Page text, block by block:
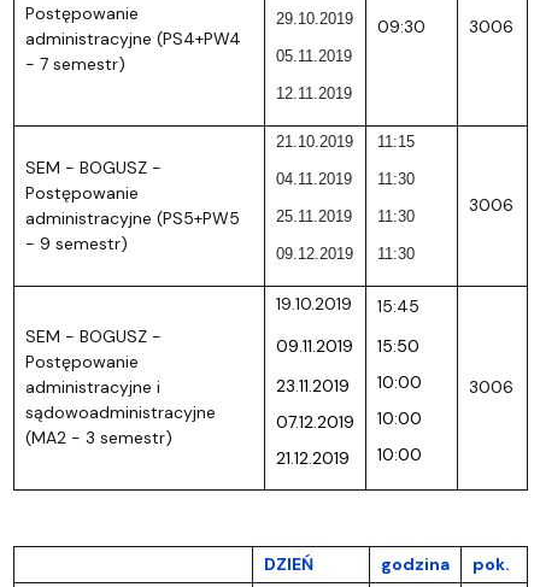
Postępowanie
administracyjne (PS4+PW4
- 7 semestr)
29.10.2019
05.11.2019
12.11.2019
09:30 3006
SEM - BOGUSZ -
Postępowanie
administracyjne (PS5+PW5
- 9 semestr)
21.10.2019
04.11.2019
25.11.2019
09.12.2019
11:15
11:30
11:30
11:30
3006
SEM - BOGUSZ -
Postępowanie
administracyjne i
sądowoadministracyjne
(MA2 - 3 semestr)
19.10.2019
09.11.2019
23.11.2019
07.12.2019
21.12.2019
15:45
15:50
10:00
10:00
10:00
3006
DZIEŃ godzina
pok.